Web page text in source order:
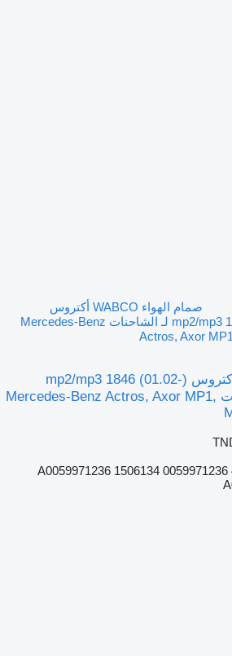
صمام الهواء WABCO أكتروس
mp2/mp3 1846 (01.02-) 4720706390 لـ الشاحنات Mercedes-Benz
Actros, Axor
صمام الهواء WABCO أكتروس mp2/mp3 1846 (01.02-)
4720706390 لـ الشاحنات Mercedes-Benz Actros, Axor MP1,
4720706390 4721706360 A0059971236 1506134 0059971236